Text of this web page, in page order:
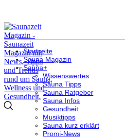
Startseite
Sauna Magazin
Sauna+
Wissenswertes
Sauna Tipps
Sauna Ratgeber
Sauna Infos
Gesundheit
Musiktipps
Sauna kurz erklärt
Promi-News